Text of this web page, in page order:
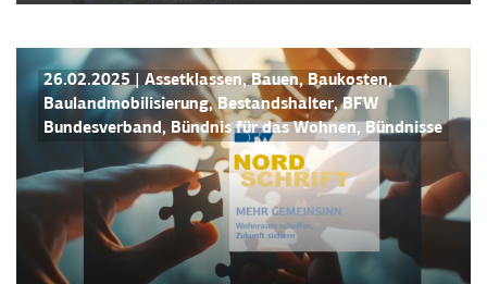
BFW NORDSCHRIFT
26.02.2025 Assetklassen,Bauen, Baukosten,
Baulandmobilisierung,Bestandshalter,BFW
Bundesverband, Bündnis für das Wohnen, Bündnisse